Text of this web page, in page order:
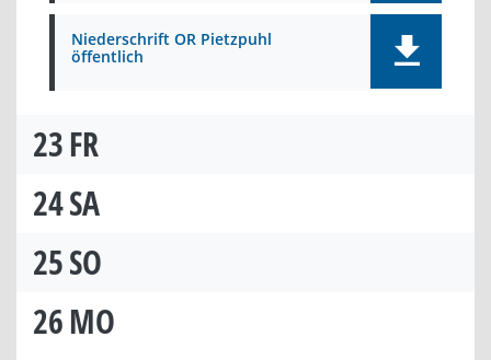
Niederschrift OR Pietzpuhl
öffentlich
23FR
24SA
25SO
26MO